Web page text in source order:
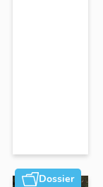
Dossier